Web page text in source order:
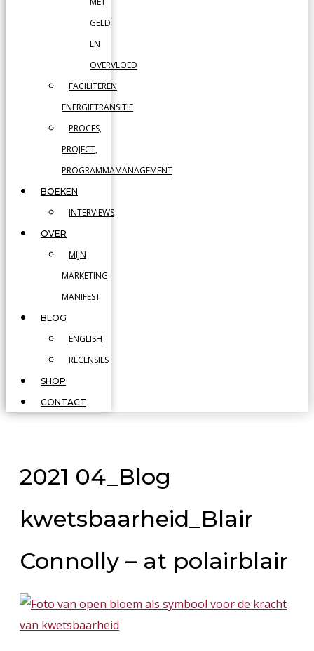
GELD
EN
OVERVLOED
FACILITEREN
ENERGIETRANSITIE
PROCES,
PROJECT,
PROGRAMMAMANAGEMENT
BOEKEN
INTERVIEWS
OVER
MIJN
MARKETING
MANIFEST
BLOG
ENGLISH
RECENSIES
SHOP
CONTACT
2021 04_Blog
kwetsbaarheid_Blair
Connolly – at polairblair